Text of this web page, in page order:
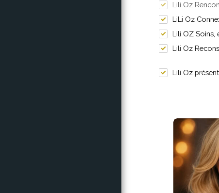
Lili Oz
LiLi Oz
Lili OZ Soins,
Lili Oz
Lili Oz